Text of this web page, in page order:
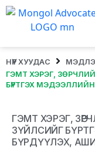
НҮҮР ХУУДАС
ГЭМТ ХЭРЭГ,
БҮРТГЭХ МЭДЭЭЛЛИЙН
ГЭМТ ХЭРЭГ,
ЗҮЙЛСИЙГ
БҮРДҮҮЛЭХ,